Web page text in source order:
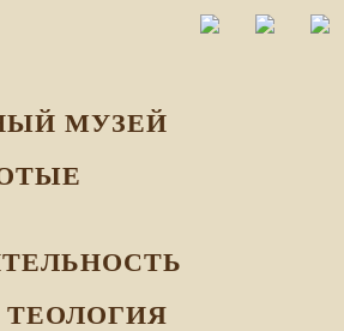
МУЗEЙ
ТЕОЛОГИЯ